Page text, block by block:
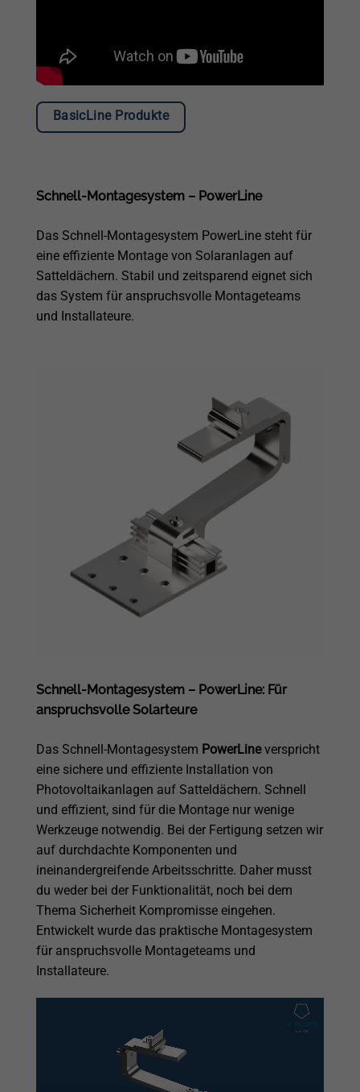
BasicLine Produkte
Schnell-Montagesystem – PowerLine
Das Schnell-Montagesystem PowerLine steht für
eine effiziente Montage von Solaranlagen auf
Satteldächern. Stabil und zeitsparend eignet sich
das System für anspruchsvolle Montageteams
und Installateure.
Schnell-Montagesystem – PowerLine: Für
anspruchsvolle Solarteure
Das Schnell-Montagesystem PowerLineverspricht
eine sichere und effiziente Installation von
Photovoltaikanlagen auf Satteldächern. Schnell
und effizient, sind für die Montage nur wenige
Werkzeuge notwendig. Bei der Fertigung setzen wir
auf durchdachte Komponenten und
ineinandergreifende Arbeitsschritte. Daher musst
du weder bei der Funktionalität, noch bei dem
Thema Sicherheit Kompromisse eingehen.
Entwickelt wurde das praktische Montagesystem
für anspruchsvolle Montageteams und
Installateure.